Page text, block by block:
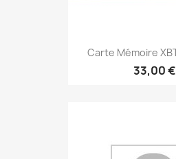
Carte Mémoire
33,00 €